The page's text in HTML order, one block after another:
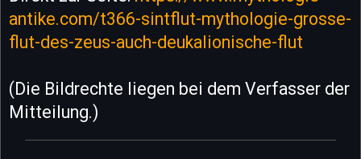
antike.com/t366-sintflut-mythologie-grosse-
flut-des-zeus-auch-deukalionische-flut
(Die Bildrechte liegen bei dem Verfasser der
Mitteilung.)